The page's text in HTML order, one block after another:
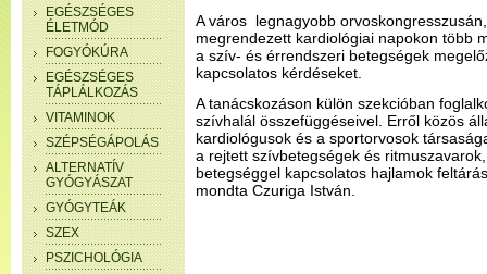
EGÉSZSÉGES
ÉLETMÓD
FOGYÓKÚRA
EGÉSZSÉGES
TÁPLÁLKOZÁS
VITAMINOK
SZÉPSÉGÁPOLÁS
ALTERNATÍV
GYÓGYÁSZAT
GYÓGYTEÁK
SZEX
PSZICHOLÓGIA
A város legnagyobb
megrendezett kardiológiai napokon több
a szív- és érrendszeri betegségek
kapcsolatos kérdéseket.
A tanácskozáson külön szekcióban
szívhalál összefüggéseivel. Erről közös
kardiológusok és a sportorvosok
a rejtett szívbetegségek és
betegséggel kapcsolatos hajlamok
mondta Czuriga István.